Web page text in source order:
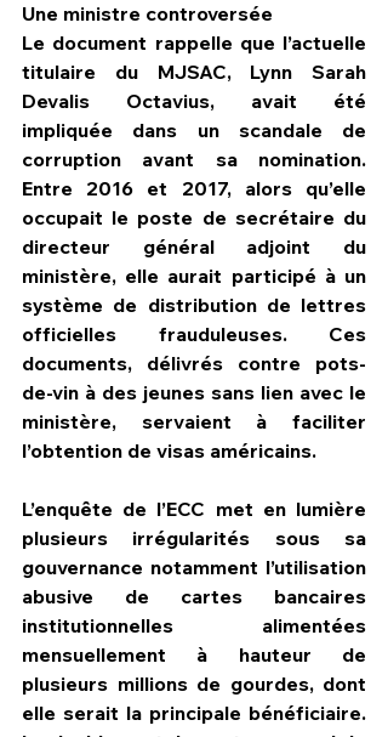
Une ministre controversée
Le document rappelle que l’actuelle
titulaire du MJSAC, Lynn Sarah
Devalis Octavius, avait été
impliquée dans un scandale de
corruption avant sa nomination.
Entre 2016 et 2017, alors qu’elle
occupait le poste de secrétaire du
directeur général adjoint du
ministère, elle aurait participé à un
système de distribution de lettres
officielles frauduleuses. Ces
documents, délivrés contre pots-
de-vin à des jeunes sans lien avec le
ministère, servaient à faciliter
l’obtention de visas américains.
L’enquête de l’ECC met en lumière
plusieurs irrégularités sous sa
gouvernance notamment l’utilisation
abusive de cartes bancaires
institutionnelles alimentées
mensuellement à hauteur de
plusieurs millions de gourdes, dont
elle serait la principale bénéficiaire.